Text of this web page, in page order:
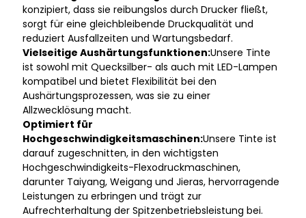
konzipiert, dass sie reibungslos durch Drucker fließt,
sorgt für eine gleichbleibende Druckqualität und
reduziert Ausfallzeiten und Wartungsbedarf.
Vielseitige Aushärtungsfunktionen:Unsere Tinte
ist sowohl mit Quecksilber- als auch mit LED-Lampen
kompatibel und bietet Flexibilität bei den
Aushärtungsprozessen, was sie zu einer
Allzwecklösung macht.
Optimiert für
Hochgeschwindigkeitsmaschinen:Unsere Tinte ist
darauf zugeschnitten, in den wichtigsten
Hochgeschwindigkeits-Flexodruckmaschinen,
darunter Taiyang, Weigang und Jieras, hervorragende
Leistungen zu erbringen und trägt zur
Aufrechterhaltung der Spitzenbetriebsleistung bei.